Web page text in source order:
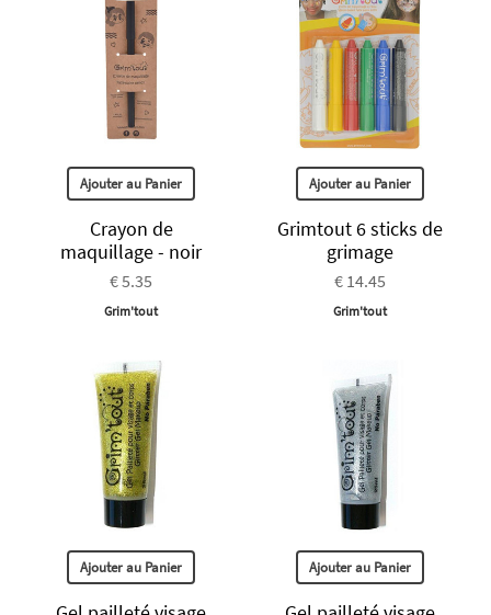
Ajouter au Panier
Crayon de
maquillage - noir
€ 5.35
Grim'tout
Ajouter au Panier
Grimtout 6 sticks de
grimage
€ 14.45
Grim'tout
Ajouter au Panier Ajouter au Panier